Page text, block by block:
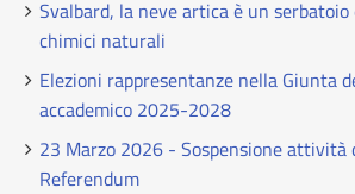
Svalbard, la neve artica è un
chimici naturali
Elezioni rappresentanze nella Giunta
accademico 2025-2028
23 Marzo 2026 - Sospensione attività
Referendum